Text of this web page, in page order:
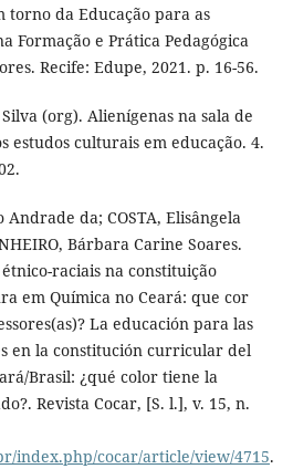
torno da Educação para as
Formação e Prática Pedagógica
Recife: Edupe, 2021. p. 16-56.
(org). Alienígenas na sala de
estudos culturais em educação. 4.
Andrade da; COSTA, Elisângela
Bárbara Carine Soares.
raciais na constituição
em Química no Ceará: que cor
La educación para las
en la constitución curricular del
Brasil: ¿qué color tiene la
Revista Cocar, [S. l.], v. 15, n.
index.php/cocar/article/view/4715.